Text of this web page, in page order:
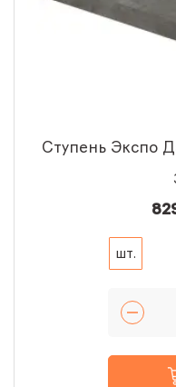
Ступень Экспо
шт.